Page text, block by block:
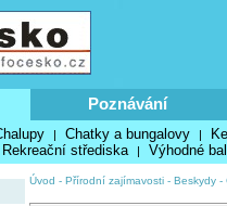
Poznávání
| Chatky a bungalovy |
Rekreační střediska | Výhodné
Úvod - Přírodní zajímavosti- Beskydy-